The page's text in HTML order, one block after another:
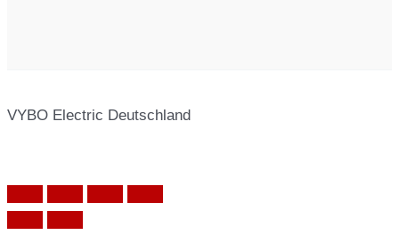
VYBO Electric Deutschland